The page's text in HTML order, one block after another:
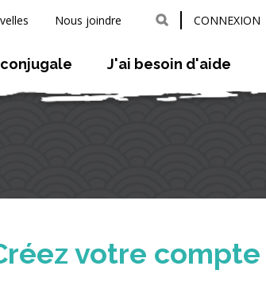
Nous joindre CONNEXION
J'ai besoin d'aide
votre compte